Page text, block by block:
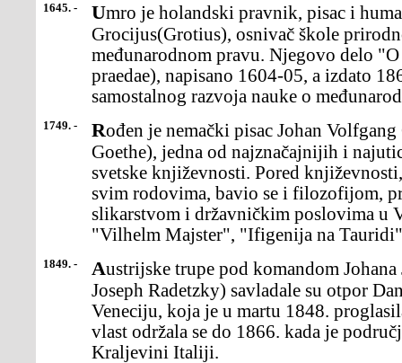
1645. - Umro je holandski pravnik, pisac i humanista Hugo
Grocijus(Grotius), osnivač škole
međunarodnom pravu. Njegovo delo
praedae), napisano 1604-05, a izdato
samostalnog razvoja nauke o
1749. - Rođen je nemački pisac Johan Volfgang Gete (Johann Wolfgang
Goethe), jedna od najznačajnijih i
svetske književnosti. Pored
svim rodovima, bavio se i filozofijom,
slikarstvom i državničkim poslovima u
"Vilhelm Majster", "Ifigenija na
1849. - Austrijske trupe pod komandom Johana Jozefa Radeckog(Johann
Joseph Radetzky) savladale su otpor
Veneciju, koja je u martu 1848.
vlast održala se do 1866. kada je
Kraljevini Italiji.